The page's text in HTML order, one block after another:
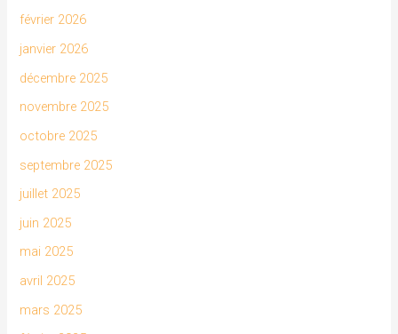
février 2026
janvier 2026
décembre 2025
novembre 2025
octobre 2025
septembre 2025
juillet 2025
juin 2025
mai 2025
avril 2025
mars 2025